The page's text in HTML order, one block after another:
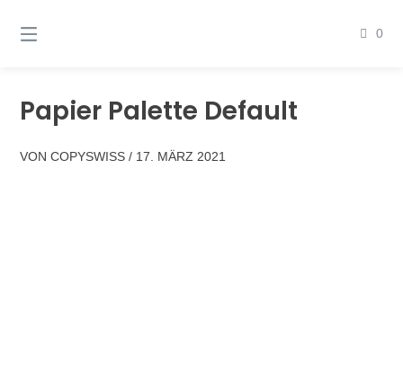
zum
0
Papier Palette Default
VONCOPYSWISS / 17. MÄRZ 2021